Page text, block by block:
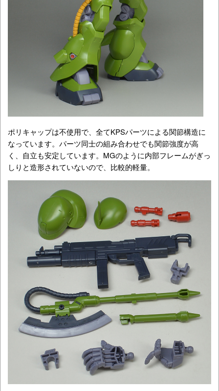
ポリキャップは不使用で、全てKPSパーツによる関節構造に
なっています。パーツ同士の組み合わせでも関節強度が高
く、自立も安定しています。MGのように内部フレームがぎっ
しりと造形されていないので、比較的軽量。